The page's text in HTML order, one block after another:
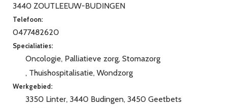
3440 ZOUTLEEUW-BUDINGEN
Telefoon:
0477482620
Specialiaties:
Oncologie Palliatieve zorg Stomazorg
Thuishospitalisatie Wondzorg
Werkgebied:
3350 Linter 3440 Budingen 3450 Geetbets